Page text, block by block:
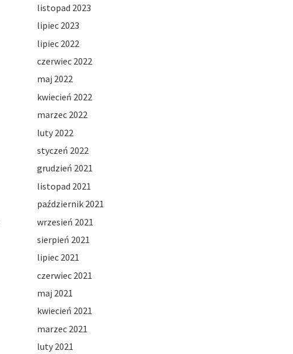
listopad 2023
lipiec 2023
lipiec 2022
czerwiec 2022
maj 2022
kwiecień 2022
marzec 2022
luty 2022
styczeń 2022
grudzień 2021
listopad 2021
październik 2021
wrzesień 2021
sierpień 2021
lipiec 2021
czerwiec 2021
maj 2021
kwiecień 2021
marzec 2021
luty 2021